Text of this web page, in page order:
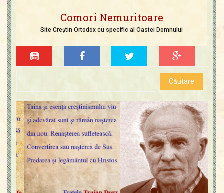
Comori Nemuritoare
Site Creștin Ortodox cu specific al Oastei Domnului